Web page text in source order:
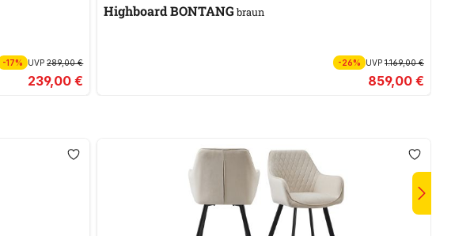
-17% UVP289,00 €
239,00 €
Highboard BONTANG braun
-26% UVP 1.169,00 €
859,00 €